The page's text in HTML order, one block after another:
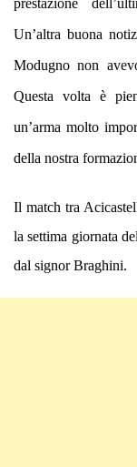
prestazione
Un’altra buona
Modugno non
Questa volta è
un’arma molto
della nostra
Il match tra
la settima giornata
dal signor Braghini.